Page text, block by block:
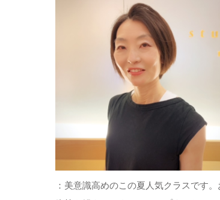
：美意識高めのこの夏人気クラスです